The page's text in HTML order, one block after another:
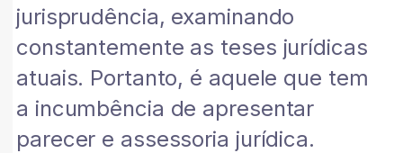
jurisprudência, examinando
constantemente as teses jurídicas
atuais. Portanto, é aquele que tem
a incumbência de apresentar
parecer e assessoria jurídica.